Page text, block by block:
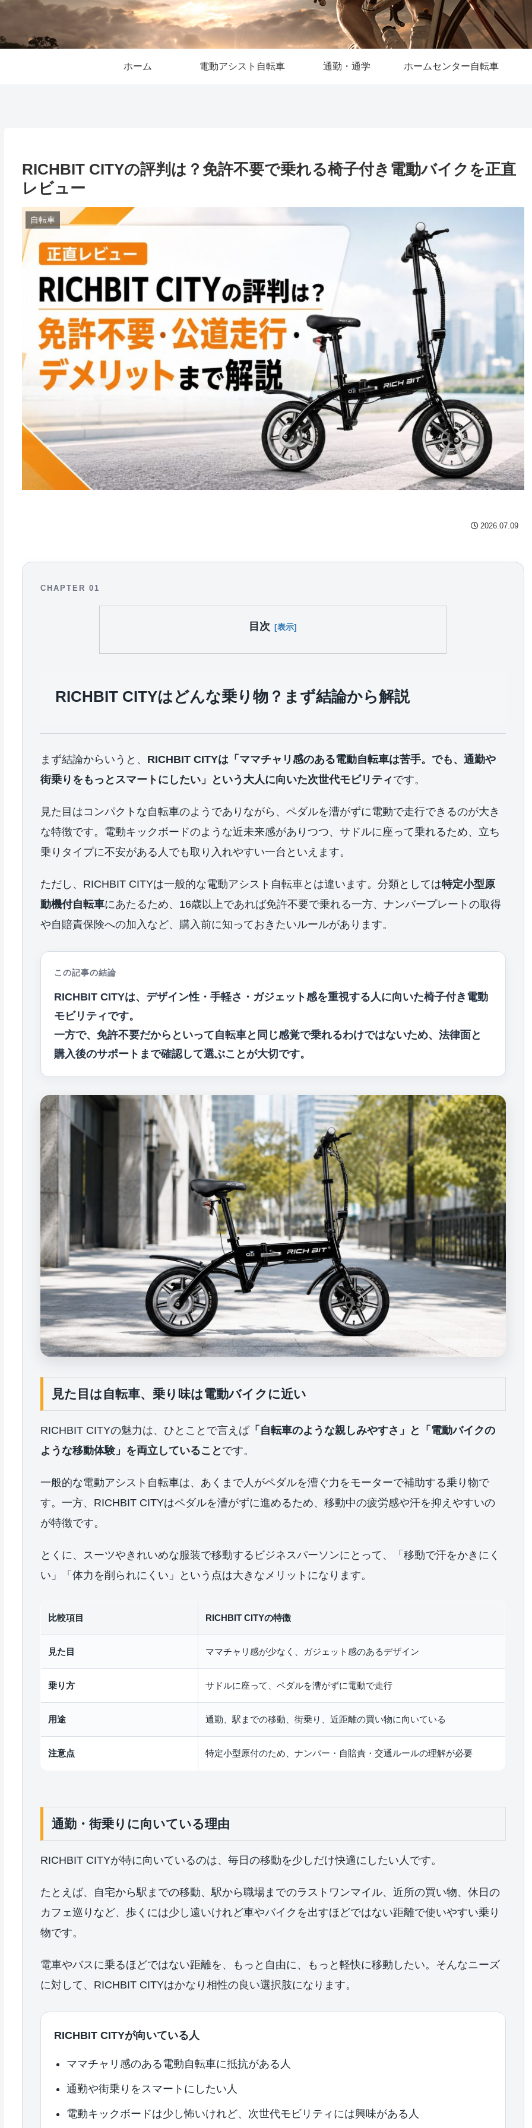
ホーム 電動アシスト自転車 通勤・通学 ホームセンター自転車
RICHBIT CITYの評判は？免許不要で乗れる椅子付き電動バイクを正直
レビュー
自転車
2026.07.09
CHAPTER 01
目次
RICHBIT CITYはどんな乗り物？まず結論から解説
まず結論からいうと、 RICHBIT CITYは「ママチャリ感のある電動自転車は苦手。でも、通勤や
街乗りをもっとスマートにしたい」という大人に向いた次世代モビリティです。
見た目はコンパクトな自転車のようでありながら、ペダルを漕がずに電動で走行できるのが大き
な特徴です。電動キックボードのような近未来感がありつつ、サドルに座って乗れるため、立ち
乗りタイプに不安がある人でも取り入れやすい一台といえます。
ただし、RICHBIT CITYは一般的な電動アシスト自転車とは違います。分類としては特定小型原
動機付自転車にあたるため、16歳以上であれば免許不要で乗れる一方、ナンバープレートの取得
や自賠責保険への加入など、購入前に知っておきたいルールがあります。
この記事の結論
RICHBIT CITYは、デザイン性・手軽さ・ガジェット感を重視する人に向いた椅子付き電動
モビリティです。
一方で、免許不要だからといって自転車と同じ感覚で乗れるわけではないため、法律面と
購入後のサポートまで確認して選ぶことが大切です。
見た目は自転車、乗り味は電動バイクに近い
RICHBIT CITYの魅力は、ひとことで言えば「自転車のような親しみやすさ」と「電動バイクの
ような移動体験」を両立していること です。
一般的な電動アシスト自転車は、あくまで人がペダルを漕ぐ力をモーターで補助する乗り物で
す。一方、RICHBIT CITYはペダルを漕がずに進めるため、移動中の疲労感や汗を抑えやすいの
が特徴です。
とくに、スーツやきれいめな服装で移動するビジネスパーソンにとって、「移動で汗をかきにく
い」「体力を削られにくい」という点は大きなメリットになります。
比較項目 RICHBIT CITYの特徴
見た目 ママチャリ感が少なく、ガジェット感のあるデザイン
乗り方 サドルに座って、ペダルを漕がずに電動で走行
用途 通勤、駅までの移動、街乗り、近距離の買い物に向いている
注意点 特定小型原付のため、ナンバー・自賠責・交通ルールの理解が必要
通勤・街乗りに向いている理由
RICHBIT CITYが特に向いているのは、毎日の移動を少しだけ快適にしたい人です。
たとえば、自宅から駅までの移動、駅から職場までのラストワンマイル、近所の買い物、休日の
カフェ巡りなど、歩くには少し遠いけれど車やバイクを出すほどではない距離で使いやすい乗り
物です。
電車やバスに乗るほどではない距離を、もっと自由に、もっと軽快に移動したい。そんなニーズ
に対して、RICHBIT CITYはかなり相性の良い選択肢になります。
RICHBIT CITYが向いている人
ママチャリ感のある電動自転車に抵抗がある人
通勤や街乗りをスマートにしたい人
電動キックボードは少し怖いけれど、次世代モビリティには興味がある人